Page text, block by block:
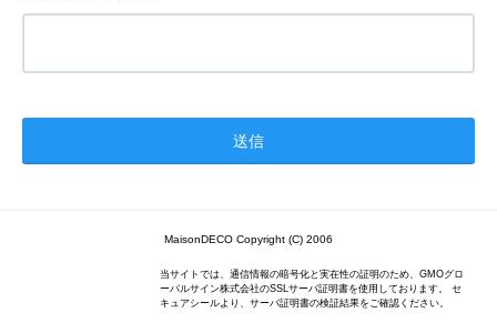
MaisonDECO Copyright (C) 2006
当サイトでは、通信情報の暗号化と実在性の証明のため、GMOグロ
ーバルサイン株式会社のSSLサーバ証明書を使用しております。 セ
キュアシールより、サーバ証明書の検証結果をご確認ください。